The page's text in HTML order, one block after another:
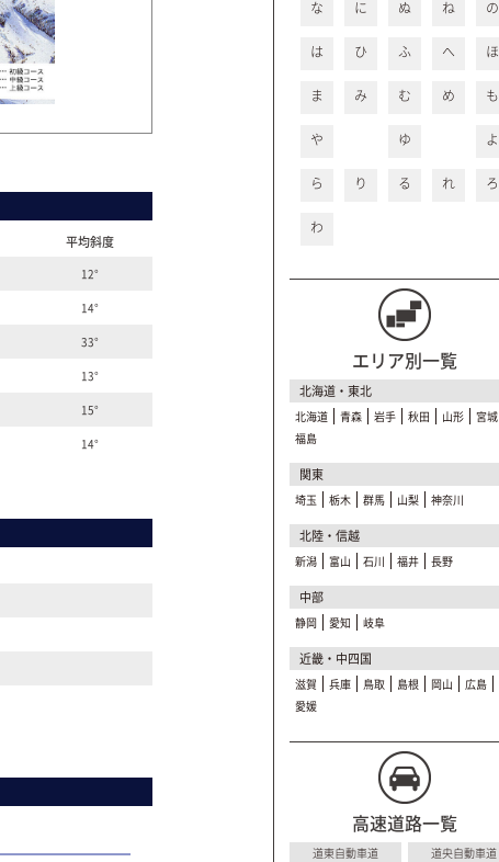
平均斜度
12°
14°
33°
13°
15°
14°
な に ぬ ね の
は ひ ふ へ ほ
ま み む め も
や ゆ よ
ら り る れ ろ
わ
エリア別一覧
北海道・東北
北海道 青森 岩手 秋田 山形
宮城
福島
関東
埼玉 栃木 群馬 山梨 神奈川
北陸・信越
新潟 富山 石川 福井 長野
中部
静岡 愛知 岐阜
近畿・中四国
滋賀 兵庫 鳥取 島根 岡山
広島
愛媛
高速道路一覧
道東自動車道
道央自動車道